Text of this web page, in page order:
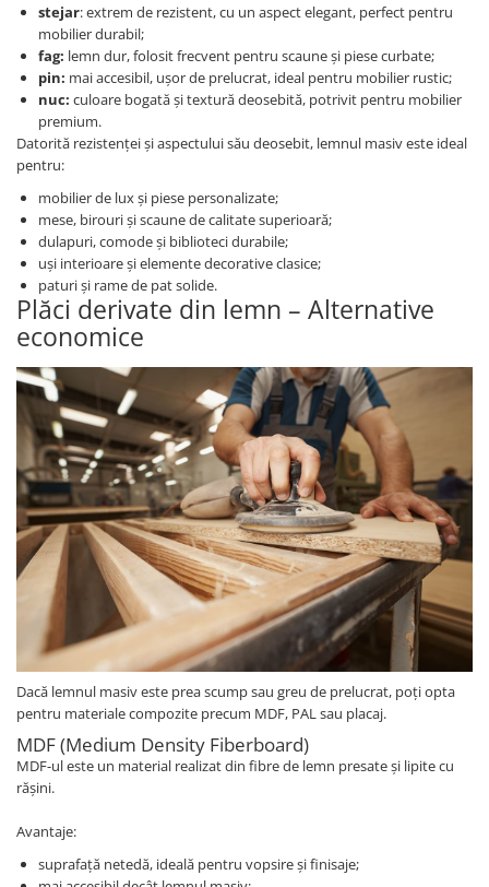
stejar: extrem de rezistent, cu un aspect elegant, perfect pentru
mobilier durabil;
fag: lemn dur, folosit frecvent pentru scaune și piese curbate;
pin: mai accesibil, ușor de prelucrat, ideal pentru mobilier rustic;
nuc: culoare bogată și textură deosebită, potrivit pentru mobilier
premium.
Datorită rezistenței și aspectului său deosebit, lemnul masiv este ideal
pentru:
mobilier de lux și piese personalizate;
mese, birouri și scaune de calitate superioară;
dulapuri, comode și biblioteci durabile;
uși interioare și elemente decorative clasice;
paturi și rame de pat solide.
Plăci derivate din lemn – Alternative
economice
Dacă lemnul masiv este prea scump sau greu de prelucrat, poți opta
pentru materiale compozite precum MDF, PAL sau placaj.
MDF (Medium Density Fiberboard)
MDF-ul este un material realizat din fibre de lemn presate și lipite cu
rășini.
Avantaje:
suprafață netedă, ideală pentru vopsire și finisaje;